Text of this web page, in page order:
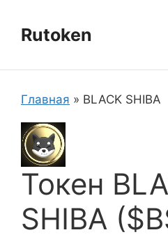
содержимому
Rutoken
Главная » BLACK SHIBA
Токен
SHIBA